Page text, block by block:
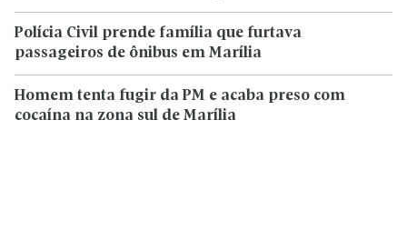
Polícia Civil prende família que furtava
passageiros de ônibus em Marília
Homem tenta fugir da PM e acaba preso com
cocaína na zona sul de Marília